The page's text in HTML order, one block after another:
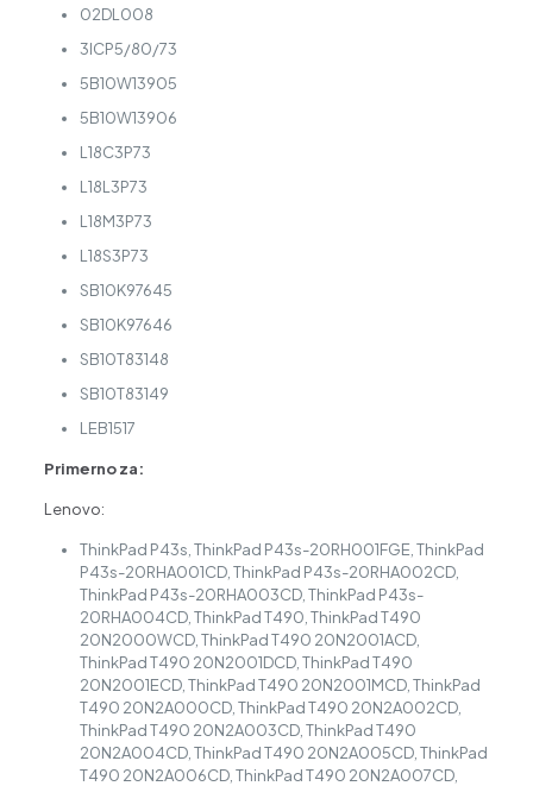
02DL008
3ICP5/80/73
5B10W13905
5B10W13906
L18C3P73
L18L3P73
L18M3P73
L18S3P73
SB10K97645
SB10K97646
SB10T83148
SB10T83149
LEB1517
Primerno za:
Lenovo:
ThinkPad P43s, ThinkPad P43s-20RH001FGE, ThinkPad
P43s-20RHA001CD, ThinkPad P43s-20RHA002CD,
ThinkPad P43s-20RHA003CD, ThinkPad P43s-
20RHA004CD, ThinkPad T490, ThinkPad T490
20N2000WCD, ThinkPad T490 20N2001ACD,
ThinkPad T490 20N2001DCD, ThinkPad T490
20N2001ECD, ThinkPad T490 20N2001MCD, ThinkPad
T490 20N2A000CD, ThinkPad T490 20N2A002CD,
ThinkPad T490 20N2A003CD, ThinkPad T490
20N2A004CD, ThinkPad T490 20N2A005CD, ThinkPad
T490 20N2A006CD, ThinkPad T490 20N2A007CD,